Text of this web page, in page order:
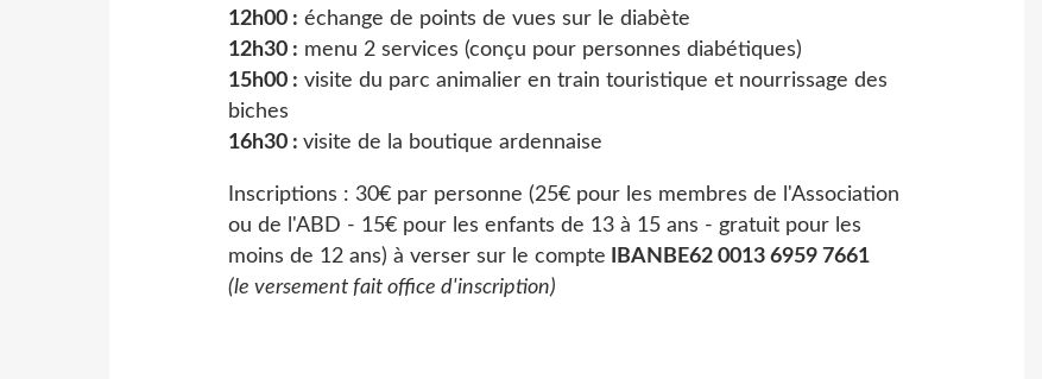
12h00 : échange de points de vues sur le diabète
12h30 : menu 2 services (conçu pour personnes diabétiques)
15h00 : visite du parc animalier en train touristique et nourrissage des
biches
16h30 : visite de la boutique ardennaise
Inscriptions : 30€ par personne (25€ pour les membres de l'Association
ou de l'ABD - 15€ pour les enfants de 13 à 15 ans - gratuit pour les
moins de 12 ans) à verser sur le compte IBAN BE62 0013 6959 7661
(le versement fait office d'inscription)